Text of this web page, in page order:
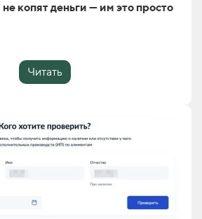
копят деньги — им это просто
Читать